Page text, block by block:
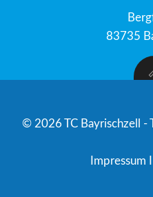
83735
© 2026 TC Bayrischzell -
Impressum